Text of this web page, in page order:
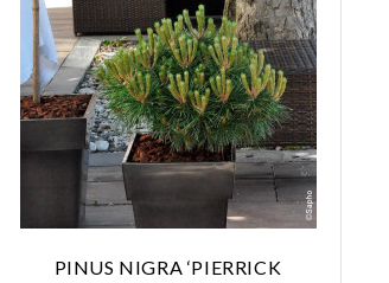
PINUS NIGRA ‘PIERRICK